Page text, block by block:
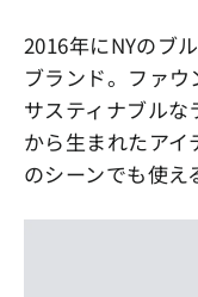
2016年にNYのブ
ブランド。ファ
サスティナブル
から生まれたアイ
のシーンでも使え